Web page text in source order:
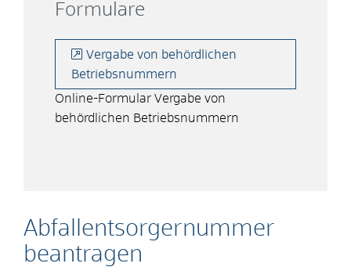
Abfallentsorgernummer
beantragen
Formulare
Vergabe von behördlichen
Betriebsnummern
Online-Formular Vergabe von
behördlichen Betriebsnummern